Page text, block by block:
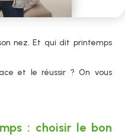
nez. Et qui dit printemps
et le réussir ? On vous
: choisir le bon